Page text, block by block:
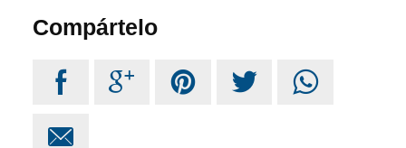
Compártelo
    
